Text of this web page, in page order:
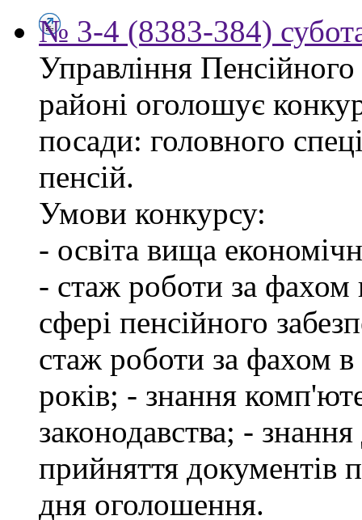
№ 3-4 (8383-384)
Управління
районі оголошує
посади: головного
пенсій.
Умови конкурсу:
- освіта вища
- стаж роботи за фахом
сфері пенсійного
стаж роботи за фахом
років; - знання
законодавства; -
прийняття документів
дня оголошення.